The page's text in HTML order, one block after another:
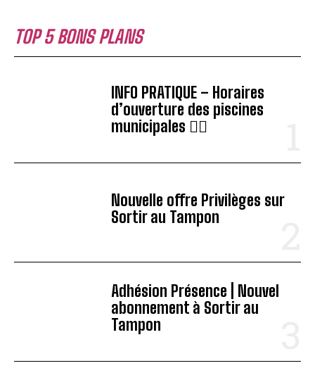
TOP 5 BONS PLANS
INFO PRATIQUE – Horaires
d’ouverture des piscines
municipales 🏊‍♂️
Nouvelle offre Privilèges sur
Sortir au Tampon
Adhésion Présence | Nouvel
abonnement à Sortir au
Tampon